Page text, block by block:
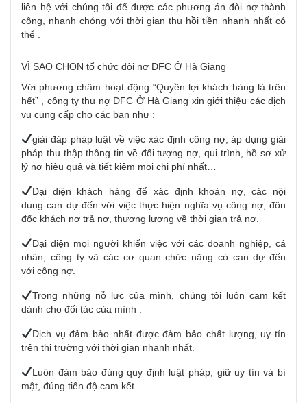
liên hệ với chúng tôi để được các phương án đòi nợthành
công, nhanh chóng với thời gian thu hồi tiền nhanh nhất có
thể .
VÌ SAO CHỌN tổ chức đòi nợ DFC Ở Hà Giang
Với phương châm hoạt động “Quyền lợi khách hàng là trên
hết” , công ty thu nợDFC Ở Hà Giang xin giới thiệu các dịch
vụ cung cấp cho các bạn như :
giải đáp pháp luật về việc xác định công nợ, áp dụnggiải
pháp thu thập thông tin về đối tượng nợ, qui trình, hồ sơ xử
lý nợ hiệu quả và tiết kiệm mọi chi phí nhất…
Đại diện khách hàng để xác định khoản nợ, các nội
dungcan dự đến với việc thực hiện nghĩa vụ công nợ, đôn
đốc khách nợ trả nợ, thương lượng về thời gian trả nợ.
Đại diện mọi người khiến việc với cácdoanh nghiệp , cá
nhân, công tyvà các cơ quan chức năng có can dự đến
với công nợ.
Trong những nỗ lực của mình, chúng tôi luôn cam kết
dành cho đối tác của mình :
Dịch vụđảm bảo nhấtđược đảm bảo chất lượng, uy tín
trên thị trường với thời gian nhanh nhất.
Luôn đảm bảo đúng quy định luật pháp , giữ uy tín và bí
mật, đúng tiến độ cam kết .